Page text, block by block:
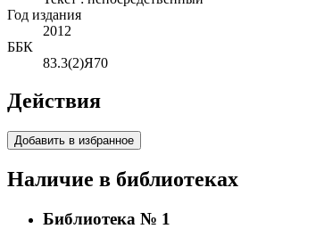
Год издания
2012
ББК
83.3(2)Я70
Действия
Добавить в избранное
Наличие в библиотеках
Библиотека № 1